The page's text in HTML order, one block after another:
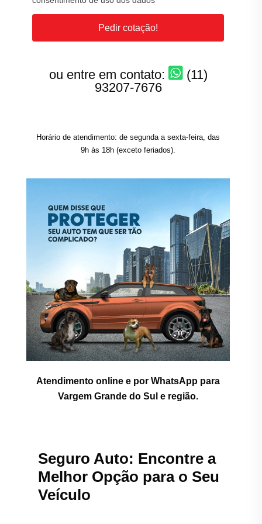
Pedir cotação!
ou entre em contato:
(11)
93207-7676
Horário de atendimento: de segunda a sexta-feira, das
9h às 18h (exceto feriados).
Atendimento online e por WhatsApp para
Vargem Grande do Sul e região.
Seguro Auto: Encontre a
Melhor Opção para o Seu
Veículo